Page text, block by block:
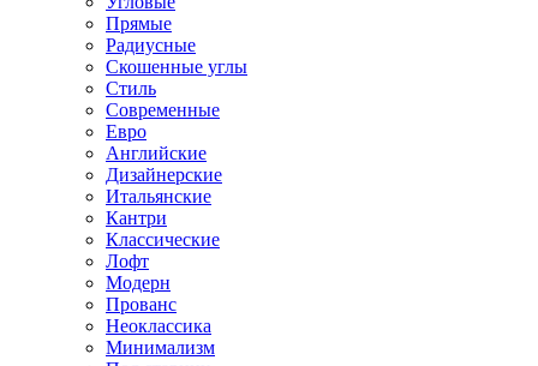
Прямые
Радиусные
Скошенные углы
Стиль
Современные
Евро
Английские
Дизайнерские
Итальянские
Кантри
Классические
Лофт
Модерн
Прованс
Неоклассика
Минимализм